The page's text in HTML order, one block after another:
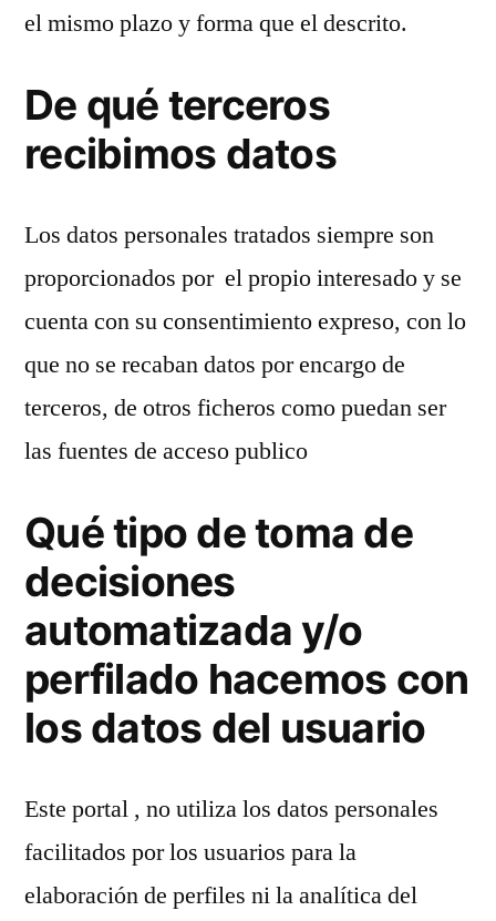
el mismo plazo y forma que el descrito.
De qué terceros
recibimos datos
Los datos personales tratados siempre son
proporcionados por el propio interesado y se
cuenta con su consentimiento expreso, con lo
que no se recaban datos por encargo de
terceros, de otros ficheros como puedan ser
las fuentes de acceso publico
Qué tipo de toma de
decisiones
automatizada y/o
perfilado hacemos con
los datos del usuario
Este portal , no utiliza los datos personales
facilitados por los usuarios para la
elaboración de perfiles ni la analítica del